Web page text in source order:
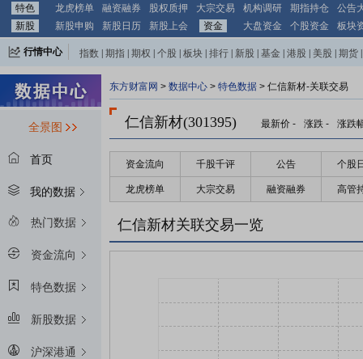
特色 龙虎榜单 融资融券 股权质押 大宗交易 机构调研 期指持仓
公告
新股
新股申购 新股日历 新股上会 资金 大盘资金 个股资金 板块
行情中心 指数 期指 期权 个股 板块 排行 新股 基金 港股 美股 期货
全景图
首页
我的数据
热门数据
资金流向
特色数据
新股数据
沪深港通
东方财富网 > 数据中心 > 特色数据 > 仁信新材-关联交易
仁信新材(301395) 最新价 - 涨跌 - 涨跌
资金流向 千股千评 公告 个股
龙虎榜单 大宗交易 融资融券 高管
仁信新材关联交易一览